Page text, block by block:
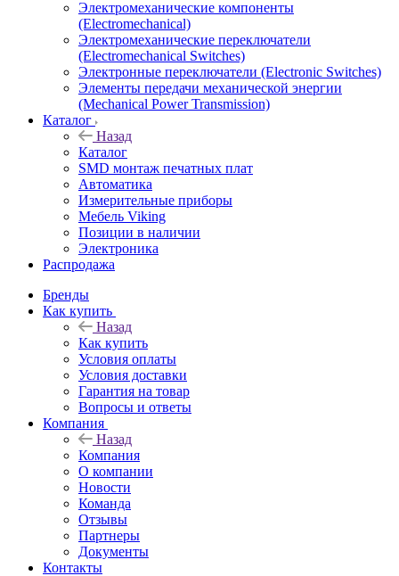
Электромеханические компоненты
(Electromechanical)
Электромеханические переключатели
(Electromechanical Switches)
Электронные переключатели (Electronic Switches)
Элементы передачи механической энергии
(Mechanical Power Transmission)
Каталог
Назад
Каталог
SMD монтаж печатных плат
Автоматика
Измерительные приборы
Мебель Viking
Позиции в наличии
Электроника
Распродажа
Бренды
Как купить
Назад
Как купить
Условия оплаты
Условия доставки
Гарантия на товар
Вопросы и ответы
Компания
Назад
Компания
О компании
Новости
Команда
Отзывы
Партнеры
Документы
Контакты